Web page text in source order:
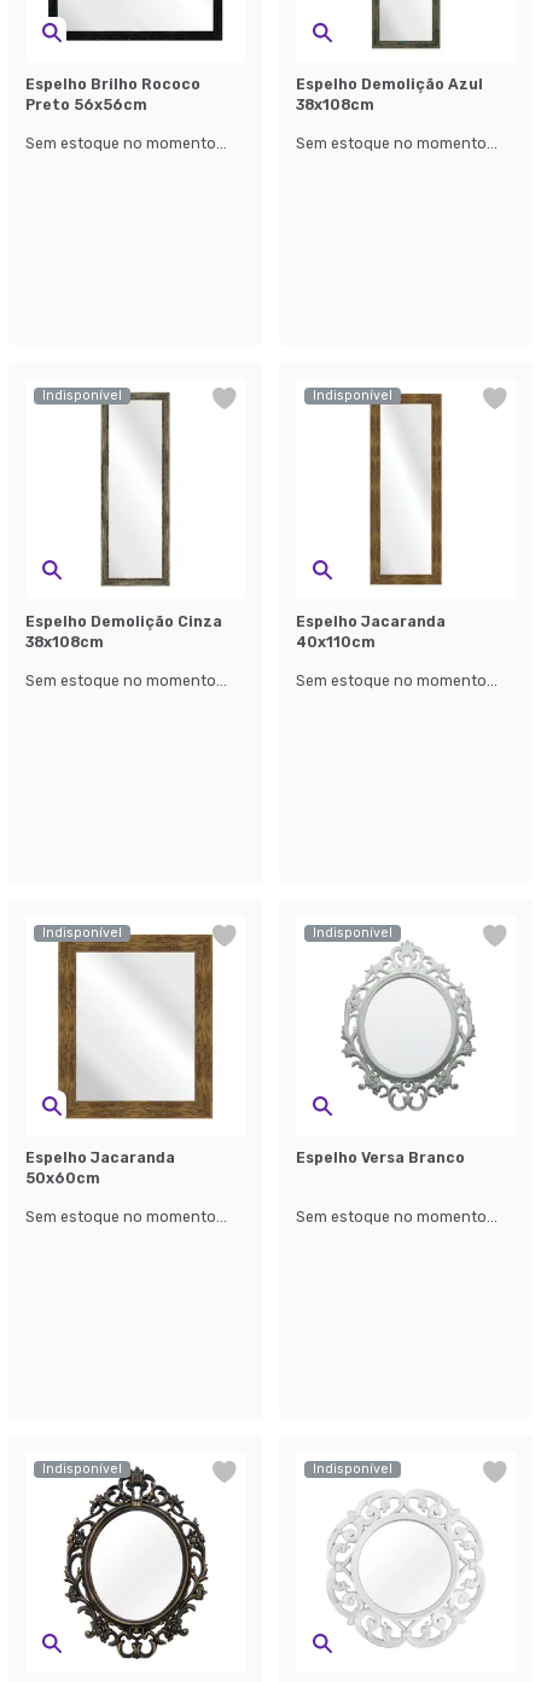
Espelho Brilho Rococo
Preto 56x56cm
Sem estoque no momento...
Espelho Demolição Azul
38x108cm
Sem estoque no momento...
Indisponível
Espelho Demolição Cinza
38x108cm
Sem estoque no momento...
Indisponível
Espelho Jacaranda
40x110cm
Sem estoque no momento...
Indisponível
Espelho Jacaranda
50x60cm
Sem estoque no momento...
Indisponível
Espelho Versa Branco
Sem estoque no momento...
Indisponível Indisponível